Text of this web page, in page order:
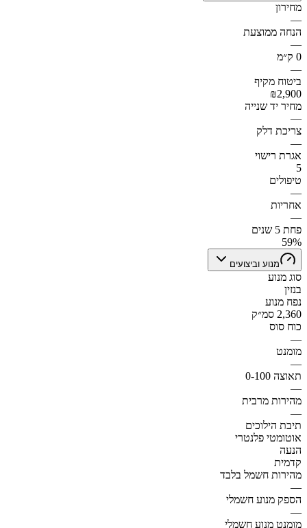
מחירון
—
הנחה ממוצעת
—
0 ק״מ
—
ביטוח מקיף
₪2,900
מחיר יד שנייה
—
צריכת דלק
—
אגרת רישוי
5
טיפולים
—
אחריות
—
פחת 5 שנים
59%
מנוע וביצועים
סוג מנוע
בנזין
נפח מנוע
2,360 סמ״ק
כוח סוס
—
מומנט
—
תאוצה 0-100
—
מהירות מרבית
—
תיבת הילוכים
אוטומטי פלנטרי
הנעה
קדמית
מהירות חשמל בלבד
—
הספק מנוע חשמלי
—
מומנט מנוע חשמלי